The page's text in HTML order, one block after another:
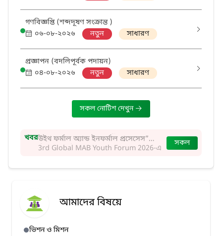
গণবিজ্ঞপ্তি (শব্দদূষণ সংক্রান্ত )
০৬-০৮-২০২৬
নতুন সাধারণ
প্রজ্ঞাপন (বদলিপূর্বক পদায়ন)
০৪-০৮-২০২৬
নতুন সাধারণ
সকল নোটিশ দেখুন
খবর3rd Global MAB Youth Forum 2026-এ
অংশগ্রহণ সংক্রান্ত।
সকল
আমাদের বিষয়ে
ভিশন ও মিশন